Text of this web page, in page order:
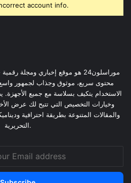
account info.
موراسلون24 هو موقع إخباري ومجلة
محتوى سريع، موثوق وجذاب لجمهور
الاستخدام يتكيف بسلاسة مع جميع
وخيارات التخصيص التي تتيح لك عرض
والمقالات المتنوعة بطريقة احترافية
التحريرية.